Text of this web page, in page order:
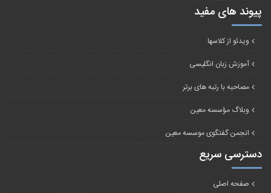
پیوند های مفید
ویدئو از کلاسها
آموزش زبان انگلیسی
مصاحبه با رتبه های برتر
وبلاگ مؤسسه معین
انجمن گفتگوی موسسه معین
دسترسی سریع
صفحه اصلی